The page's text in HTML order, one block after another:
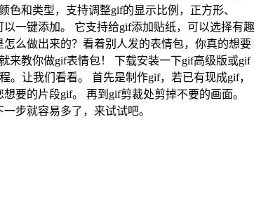
和类型，支持调整gif的显示比例，正方形、
一键添加。 它支持给gif添加贴纸，可以选择有趣
么做出来的？看着别人发的表情包，你真的想要
来教你做gif表情包！ 下载安装一下gif高级版或gif
让我们看看。 首先是制作gif，若已有现成gif，
要的片段gif。 再到gif剪裁处剪掉不要的画面。
步就容易多了，来试试吧。